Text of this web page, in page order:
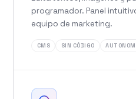
programador. Panel
equipo de marketing.
CMS SIN CÓDIGO